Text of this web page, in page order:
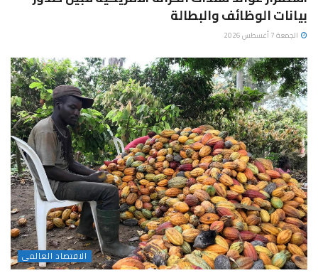
بيانات الوظائف والبطالة
الجمعة 7 أغسطس 2026
الاقتصاد العالمى